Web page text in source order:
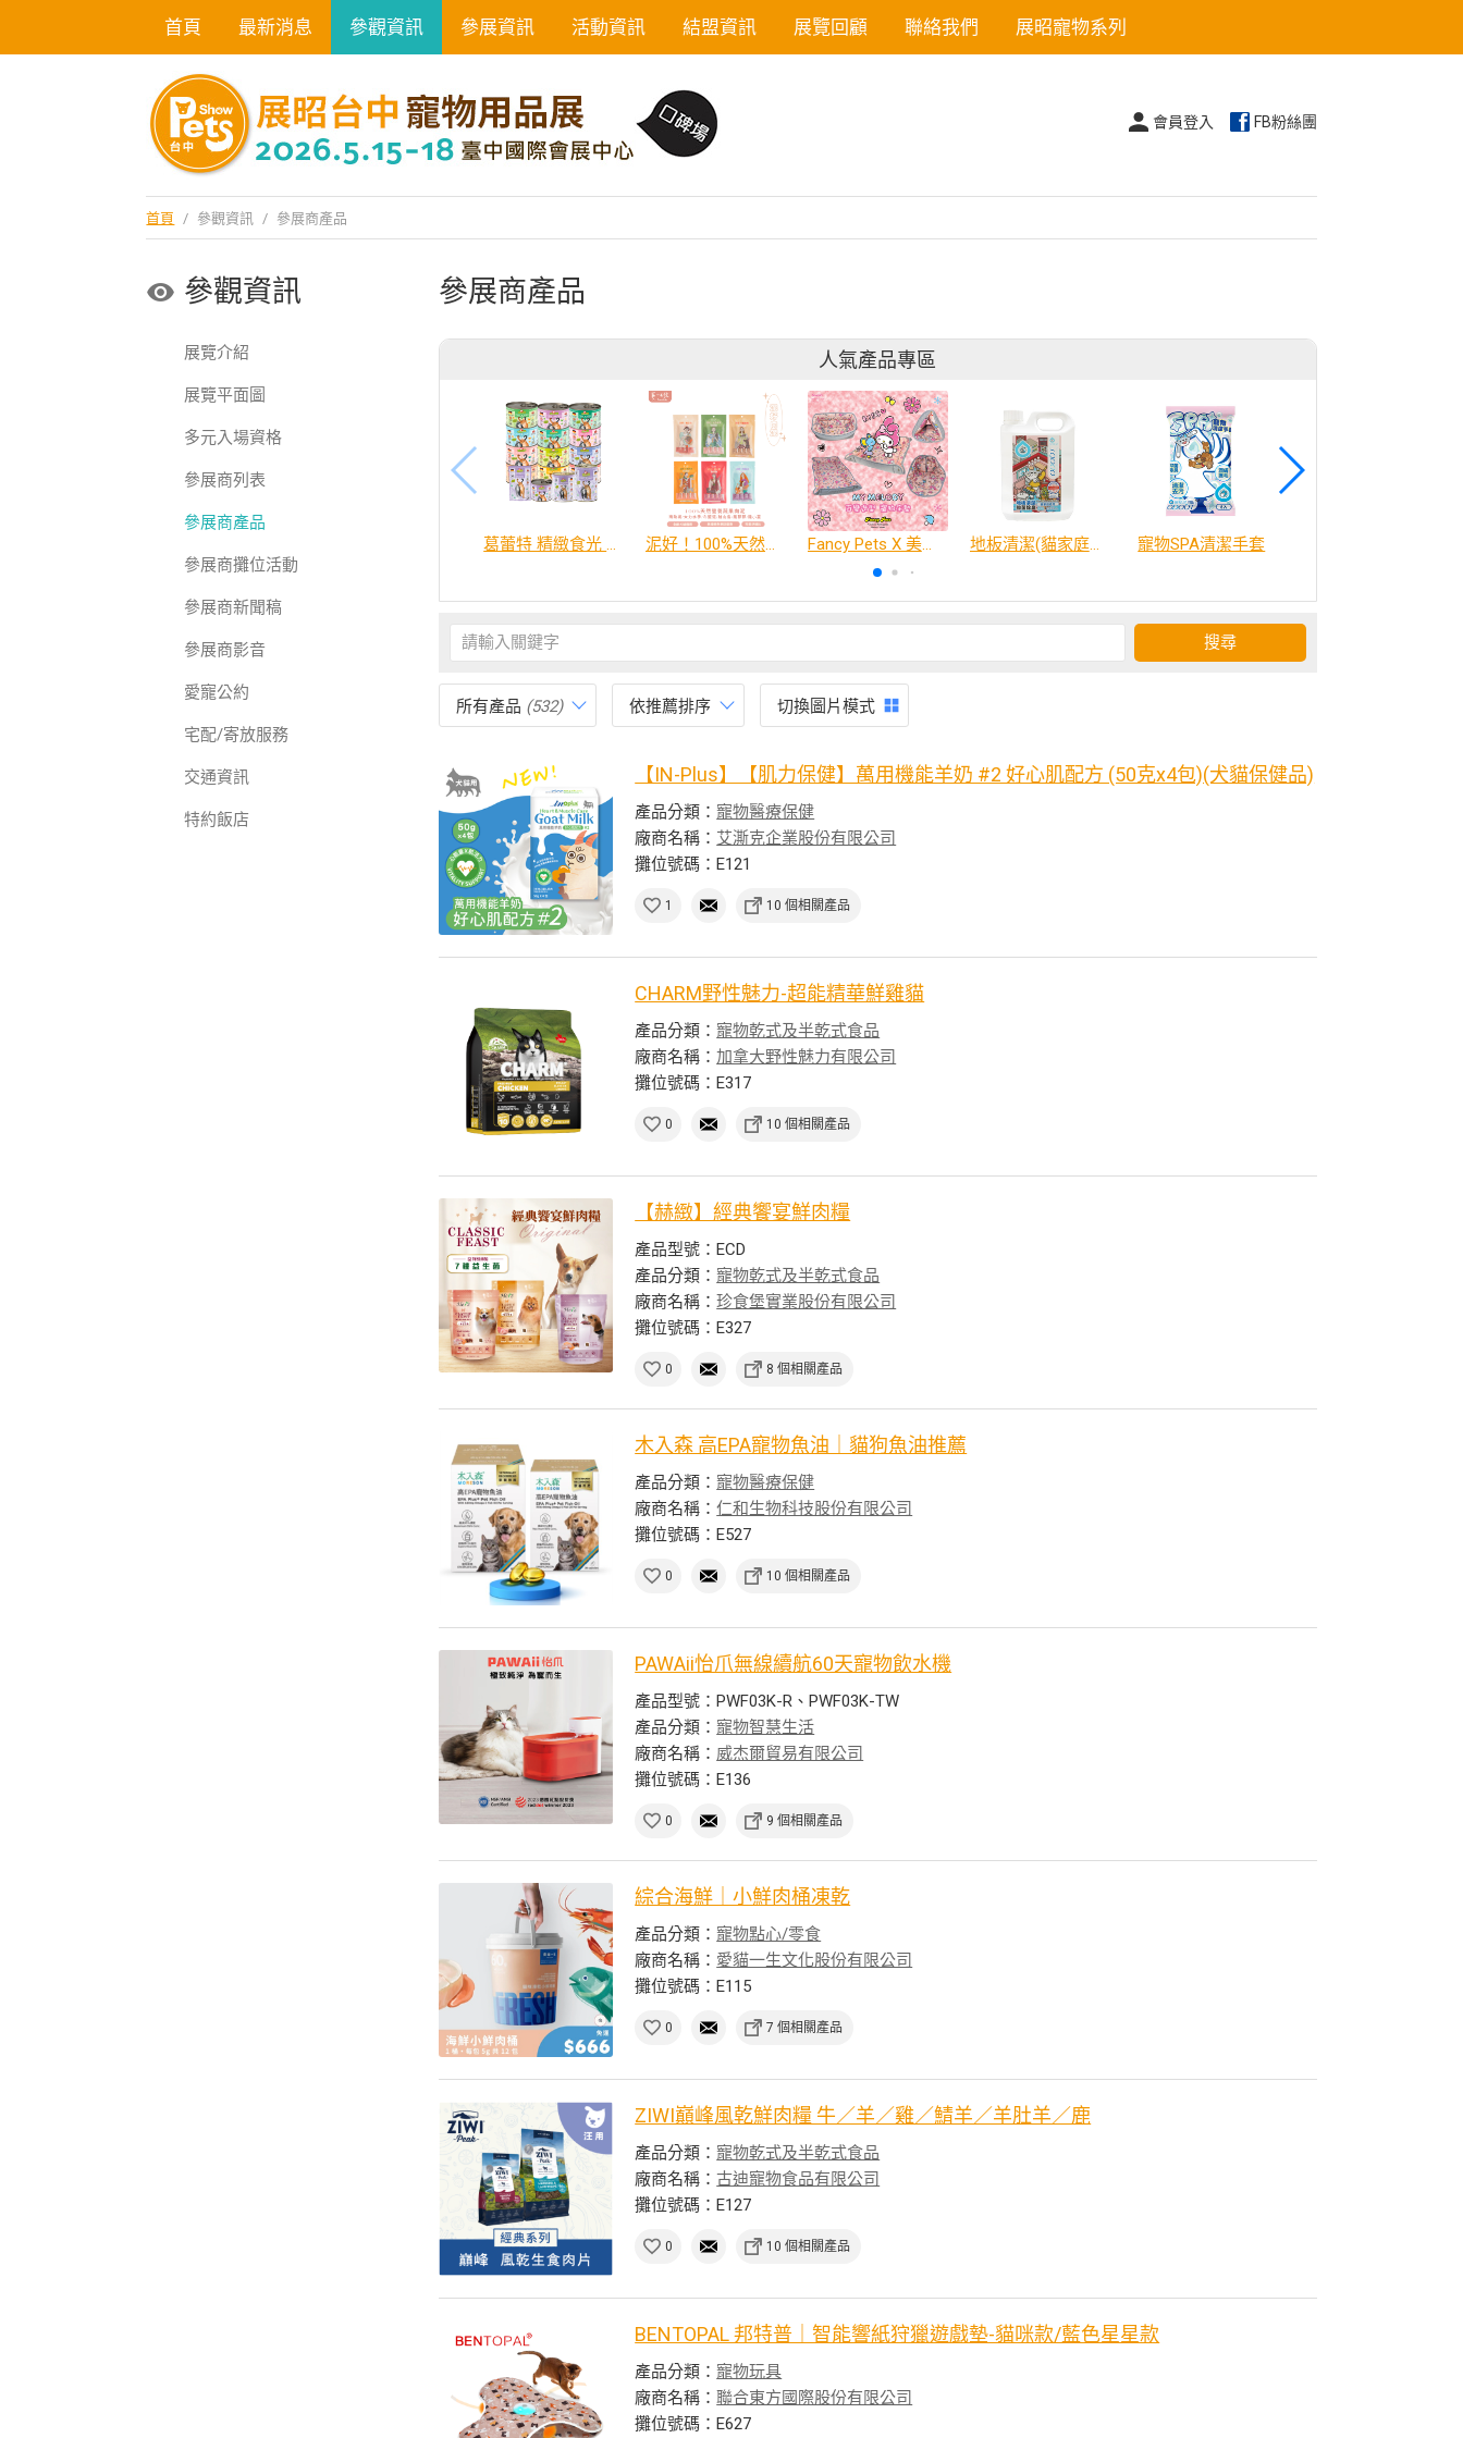
首頁 最新消息 參觀資訊 參展資訊 活動資訊 結盟資訊 展覽回顧 聯絡我們 展昭寵物系列
會員登入 FB粉絲團
首頁 / 參觀資訊 / 參展商產品
參觀資訊
展覽介紹
展覽平面圖
多元入場資格
參展商列表
參展商產品
參展商攤位活動
參展商新聞稿
參展商影音
愛寵公約
宅配/寄放服務
交通資訊
特約飯店
參展商產品
人氣產品專區
葛蕾特 精緻食光 主食貓罐、貓餐包 泥好！100%天然營養蔬果肉泥 Fancy Pets X 美樂蒂 百變造型寵物睡床墊 地板清潔(貓家庭適用)2000ml 寵物SPA清潔手套
所有產品 (532) 依推薦排序 切換圖片模式
【IN-Plus】【肌力保健】萬用機能羊奶 #2 好心肌配方 (50克x4包)(犬貓保健品)
產品分類：寵物醫療保健
廠商名稱： 艾澌克企業股份有限公司
攤位號碼：E121
1 10 個相關產品
CHARM野性魅力-超能精華鮮雞貓
產品分類：寵物乾式及半乾式食品
廠商名稱：加拿大野性魅力有限公司
攤位號碼：E317
0 10 個相關產品
【赫緻】經典饗宴鮮肉糧
產品型號：ECD
產品分類：寵物乾式及半乾式食品
廠商名稱：珍食堡實業股份有限公司
攤位號碼：E327
0 8 個相關產品
木入森 高EPA寵物魚油｜貓狗魚油推薦
產品分類：寵物醫療保健
廠商名稱：仁和生物科技股份有限公司
攤位號碼：E527
0 10 個相關產品
PAWAii怡爪無線續航60天寵物飲水機
產品型號：PWF03K-R、PWF03K-TW
產品分類：寵物智慧生活
廠商名稱： 威杰爾貿易有限公司
攤位號碼：E136
0 9 個相關產品
綜合海鮮｜小鮮肉桶凍乾
產品分類：寵物點心/零食
廠商名稱： 愛貓一生文化股份有限公司
攤位號碼：E115
0 7 個相關產品
ZIWI巔峰風乾鮮肉糧 牛／羊／雞／鯖羊／羊肚羊／鹿
產品分類：寵物乾式及半乾式食品
廠商名稱：古迪寵物食品有限公司
攤位號碼：E127
0 10 個相關產品
BENTOPAL 邦特普｜智能響紙狩獵遊戲墊-貓咪款/藍色星星款
產品分類：寵物玩具
廠商名稱：聯合東方國際股份有限公司
攤位號碼：E627